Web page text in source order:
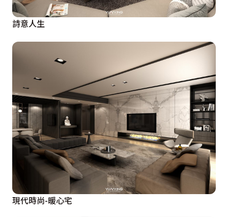
詩意人生
現代時尚-暖心宅